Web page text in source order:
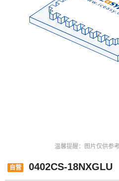
温馨提醒：图片仅供参
自营 0402CS-18NXGLU